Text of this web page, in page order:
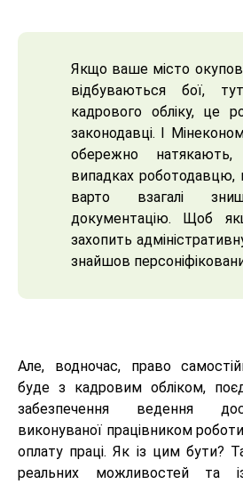
Якщо ваше місто
відбуваються бої,
кадрового обліку, це
законодавці. І
обережно
випадках роботодавцю,
варто взагалі
документацію. Щоб
захопить
знайшов
Але, водночас, право
буде з кадровим обліком,
забезпечення ведення
виконуваної працівником
оплату праці. Як із цим бути?
реальних можливостей та